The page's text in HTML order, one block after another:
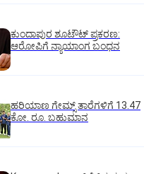
ಕುಂದಾಪುರ ಶೂಟೌಟ್ ಪ್ರಕರಣ:
ಆರೋಪಿಗೆ ನ್ಯಾಯಾಂಗ ಬಂಧನ
ಹರಿಯಾಣ ಗೇಮ್ಸ್‌ ತಾರೆಗಳಿಗೆ 13.47
ಕೋ. ರೂ. ಬಹುಮಾನ